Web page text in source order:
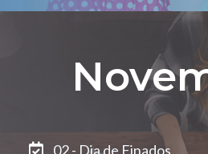
02 - Dia de Finados